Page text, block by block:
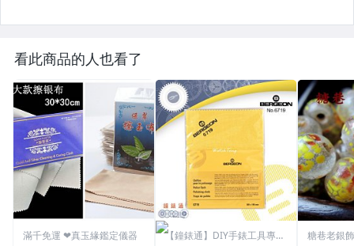
看此商品的人也看了
滿千免運 ❤真玉緣鑑定儀器 【鐘錶通】DIY手錶工具專業 糖巷老銀